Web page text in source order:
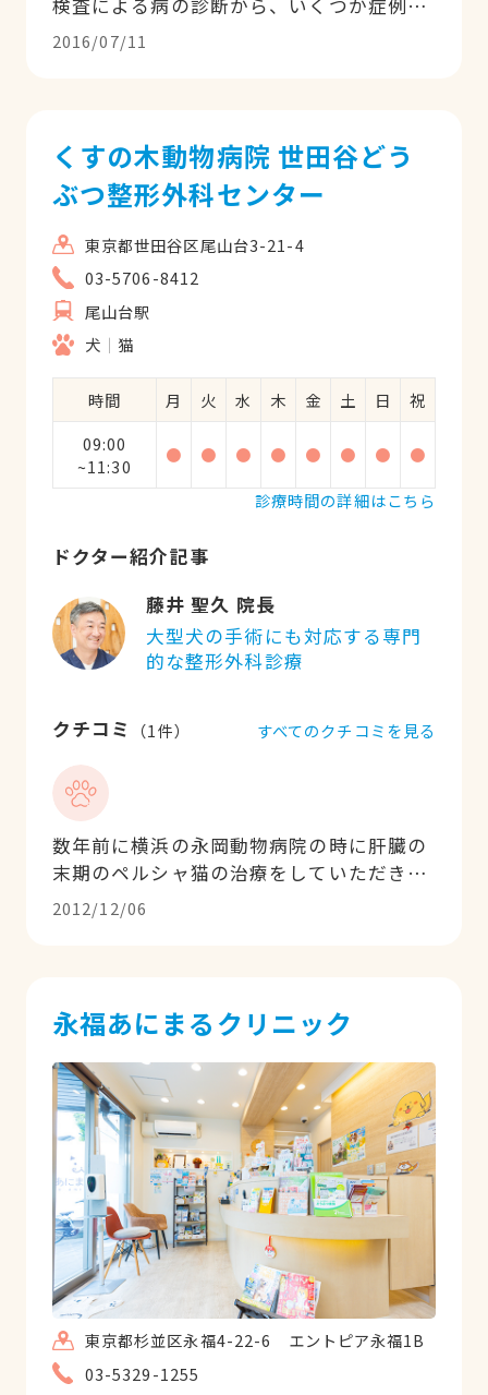
補を出して、飼い主によって選ばせてくれ
るやり方にはとても共感できます。技術力
2016/07/11
くすの木動物病院 世田谷どう
ぶつ整形外科センター
東京都世田谷区尾山台3-21-4
03-5706-8412
尾山台駅
犬
猫
時間 月 火 水 木 金 土 日
祝
09:00
~11:30
● ● ● ● ● ● ●
●
診療時間の詳細はこちら
ドクター紹介記事
藤井 聖久 院長
大型犬の手術にも対応する専門
的な整形外科診療
クチコミ （1件）
数年前に横浜の永岡動物病院の時に肝臓の
末期のペルシャ猫の治療をしていただきま
した。動物や飼い主の立場になり、人間
性、親しみやすさ、素朴な感じが素敵な先
生です。永岡先生のおやめになってからど
ちらに行かれたのかと思っていましたが、
たまたまこのサイトで藤井先生を見つけま
した。開院していたのですね。おめでとう
ございます。ご活躍をお祈りしておりま
す。
2012/12/06
すべてのクチコミを見る
永福あにまるクリニック
東京都杉並区永福4-22-6 エントピア永福1B
03-5329-1255